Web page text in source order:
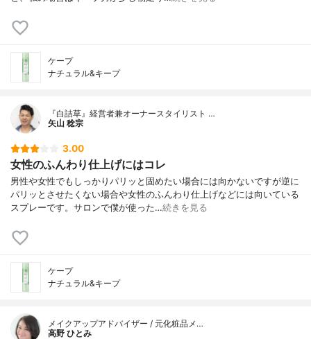
ケープ
ナチュラル&キープ
『白詰草』経営者兼オーナースタイリスト …
矢山 稔宗
3.00
女性のふんわり仕上げにはコレ
男性や女性でもしっかりパリッと固めたい場合には向かないですが逆に
パリッとさせたくない場合や女性のふんわり仕上げなどには向いている
スプレーです。サロンで僕が使った…続きを見る
ケープ
ナチュラル&キープ
メイクアップアドバイザー / 元化粧品メ…
高野 ひとみ